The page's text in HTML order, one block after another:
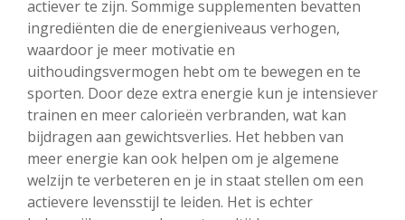
actiever te zijn. Sommige supplementen bevatten
ingrediënten die de energieniveaus verhogen,
waardoor je meer motivatie en
uithoudingsvermogen hebt om te bewegen en te
sporten. Door deze extra energie kun je intensiever
trainen en meer calorieën verbranden, wat kan
bijdragen aan gewichtsverlies. Het hebben van
meer energie kan ook helpen om je algemene
welzijn te verbeteren en je in staat stellen om een
actievere levensstijl te leiden. Het is echter